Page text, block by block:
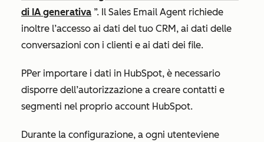
di IA generativa ”. Il Sales Email Agent richiede
inoltre l’accesso ai dati del tuo CRM, ai dati delle
conversazioni con i clienti e ai dati dei file.
PPer importare i dati in HubSpot, è necessario
disporre dell’autorizzazione a creare contatti e
segmenti nel proprio account HubSpot.
Durante la configurazione, a ogni utenteviene